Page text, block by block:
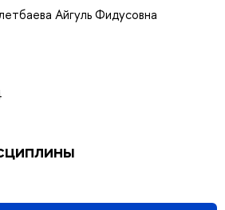
Айгуль Фидусовна